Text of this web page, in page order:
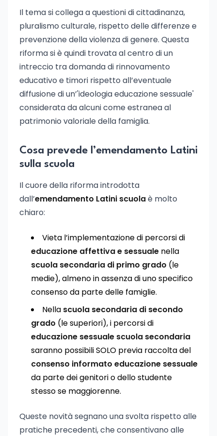
Il tema si collega a questioni di cittadinanza,
pluralismo culturale, rispetto delle differenze e
prevenzione della violenza di genere. Questa
riforma si è quindi trovata al centro di un
intreccio tra domanda di rinnovamento
educativo e timori rispetto all’eventuale
diffusione di un’'ideologia educazione sessuale'
considerata da alcuni come estranea al
patrimonio valoriale della famiglia.
Cosa prevede l’emendamento Latini
sulla scuola
Il cuore della riforma introdotta
dall’emendamento Latini scuolaè molto
chiaro:
Vieta l’implementazione di percorsi di
educazione affettiva e sessuale nella
scuola secondaria di primo grado (le
medie), almeno in assenza di uno specifico
consenso da parte delle famiglie.
Nella scuola secondaria di secondo
grado (le superiori), i percorsi di
educazione sessuale scuola secondaria
saranno possibili SOLO previa raccolta del
consenso informato educazione sessuale
da parte dei genitori o dello studente
stesso se maggiorenne.
Queste novità segnano una svolta rispetto alle
pratiche precedenti, che consentivano alle